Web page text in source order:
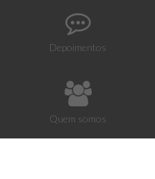
Depoimentos
Quem somos